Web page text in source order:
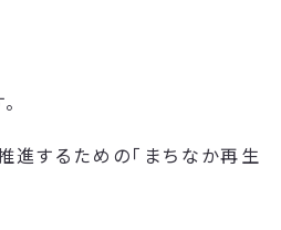
進するための「まちなか再生